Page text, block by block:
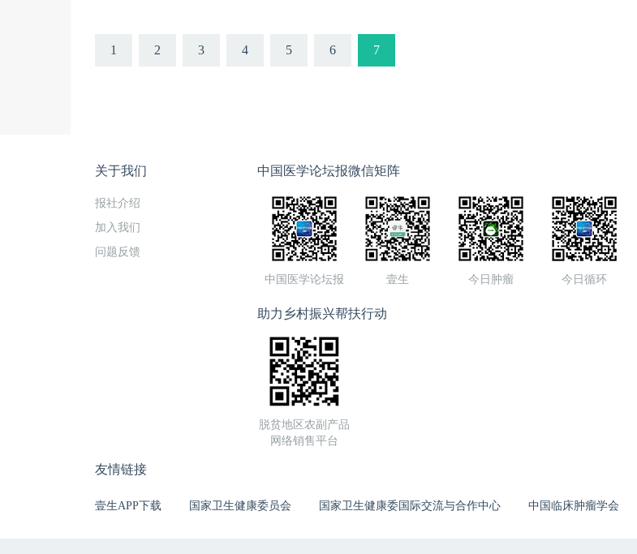
省律师协会政府法律顾问专业委员会 主任 2017年8月1日 40位大
深”栏目，为医事法学献计献策！医法情深栏目将于8月7日（下
1 2 3 4 5 6 7
关于我们
报社介绍
加入我们
问题反馈
中国医学论坛报微信矩阵
中国医学论坛报 壹生 今日肿瘤 今日循环
助力乡村振兴帮扶行动
脱贫地区农副产品
网络销售平台
友情链接
壹生APP下载 国家卫生健康委员会 国家卫生健康委国际交流与合作中心 中国临床肿瘤学会